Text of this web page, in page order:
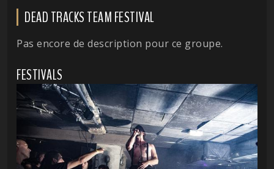
DEAD TRACKS TEAM FESTIVAL
Pas encore de description pour ce groupe.
FESTIVALS